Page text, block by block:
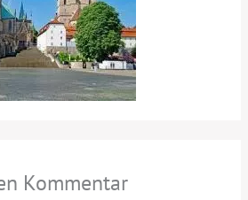
Kommentar